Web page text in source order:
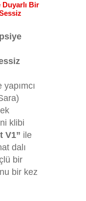
Duyarlı Bir
klibi
V1” ile
dalı
bir
bir kez